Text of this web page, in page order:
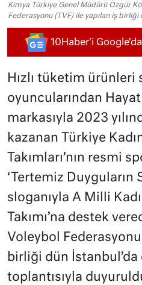
Kimya Türkiye Genel Müdürü Özgür
Federasyonu (TVF) ile yapılan iş
10Haber'i
Hızlı tüketim
oyuncularından
markasıyla 2023
kazanan Türkiye
Takımları’nın resmi
‘Tertemiz Duyguların
sloganıyla A Milli
Takımı’na destek
Voleybol
birliği dün İstanbul’da
toplantısıyla